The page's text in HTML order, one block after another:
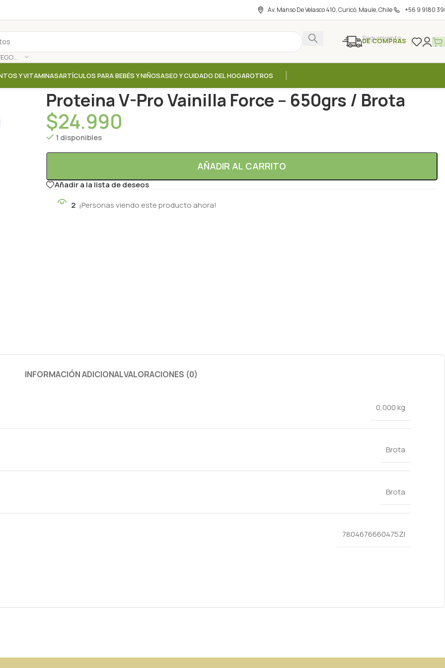
Av. Manso De Velasco 410, Curicó, Maule, Chile +56 9 9180
SELECCIONAR CATEGORÍA
Seguimiento
DE COMPRAS
Y VITAMINASARTÍCULOS PARA BEBÉS Y NIÑOSASEO Y CUIDADO DEL HOGAROTROS
Proteina V-Pro Vainilla Force – 650grs / Brota
$24.990
1 disponibles
AÑADIR AL CARRITO
Añadir a la lista de deseos
2 ¡Personas viendo este producto ahora!
INFORMACIÓN ADICIONALVALORACIONES (0)
0,000 kg
Brota
Brota
7804676660475ZI